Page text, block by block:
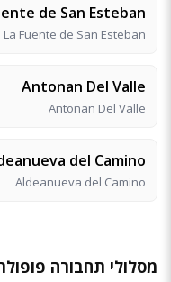
de San Esteban
La Fuente de San Esteban
Antonan Del Valle
Antonan Del Valle
del Camino
Aldeanueva del Camino
מסלולי תחבורה